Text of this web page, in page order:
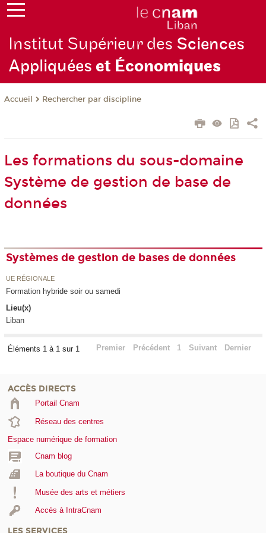
Institut Supérieur des Sciences
Appliquéeset Économiques
Accueil Rechercher par discipline
Les formations du sous-domaine
Système de gestion de base de
données
Systèmes de gestion de bases de données
UE RÉGIONALE
Formation hybride soir ou samedi
Lieu(x)
Liban
Éléments 1 à 1 sur 1 Premier Précédent 1 Suivant Dernier
ACCÈS DIRECTS
Portail Cnam
Réseau des centres
Espace numérique de formation
Cnam blog
La boutique du Cnam
Musée des arts et métiers
Accès à IntraCnam
LES SERVICES